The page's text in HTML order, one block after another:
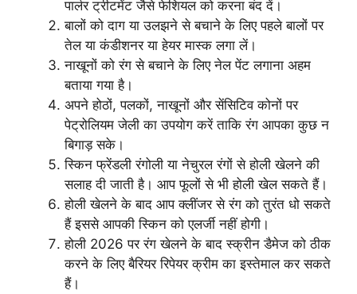
पार्लर ट्रीटमेंट जैसे फेशियल को करना बंद दें।
बालों को दाग या उलझने से बचाने के लिए पहले बालों पर
तेल या कंडीशनर या हेयर मास्क लगा लें।
नाखूनों को रंग से बचाने के लिए नेल पेंट लगाना अहम
बताया गया है।
अपने होठों, पलकों, नाखूनों और सेंसिटिव कोनों पर
पेट्रोलियम जेली का उपयोग करें ताकि रंग आपका कुछ न
बिगाड़ सके।
स्किन फ्रेंडली रंगोली या नेचुरल रंगों से होली खेलने की
सलाह दी जाती है। आप फूलों से भी होली खेल सकते हैं।
होली खेलने के बाद आप क्लींजर से रंग को तुरंत धो सकते
हैं इससे आपकी स्किन को एलर्जी नहीं होगी।
होली 2026 पर रंग खेलने के बाद स्क्रीन डैमेज को ठीक
करने के लिए बैरियर रिपेयर क्रीम का इस्तेमाल कर सकते
हैं।